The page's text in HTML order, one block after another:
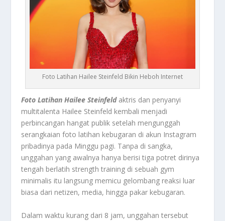
Foto Latihan Hailee Steinfeld Bikin Heboh Internet
Foto Latihan Hailee Steinfeldaktris dan penyanyi
multitalenta Hailee Steinfeld kembali menjadi
perbincangan hangat publik setelah mengunggah
serangkaian foto latihan kebugaran di akun Instagram
pribadinya pada Minggu pagi. Tanpa di sangka,
unggahan yang awalnya hanya berisi tiga potret dirinya
tengah berlatih strength training di sebuah gym
minimalis itu langsung memicu gelombang reaksi luar
biasa dari netizen, media, hingga pakar kebugaran.
Dalam waktu kurang dari 8 jam, unggahan tersebut